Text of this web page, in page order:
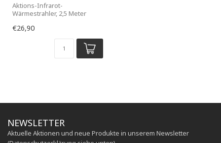
Aktions-Infrarot-
Wärmestrahler, 2,5 Meter
2 Stück Packung
€26,90
NEWSLETTER
Aktuelle Aktionen und neue Produkte in unserem Newsletter